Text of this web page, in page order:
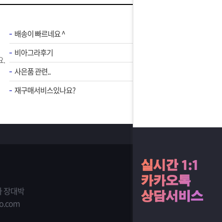
.
배송이 빠르네요 ^
비아그라후기
사은품 관련..
재구매서비스있나요?
장대박